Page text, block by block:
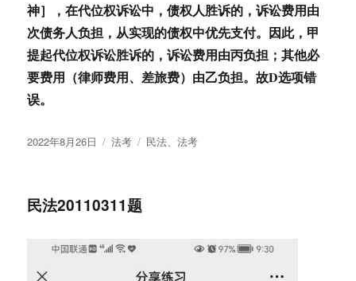
神］，在代位权诉讼中，债权人胜诉的，诉讼费用由
次债务人负担，从实现的债权中优先支付。因此，甲
提起代位权诉讼胜诉的，诉讼费用由丙负担；其他必
要费用（律师费用、差旅费）由乙负担。故D选项错
误。
发
2022年8月26日
分
法考
标
民法、法考
民法20110311题